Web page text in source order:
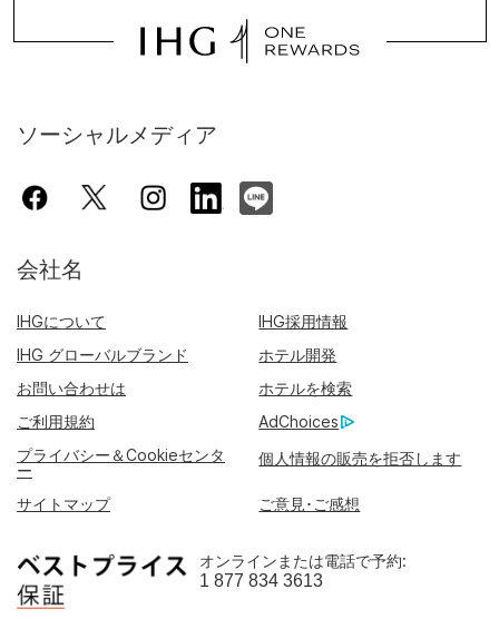
ソーシャルメディア
会社名
IHGについて
IHG採用情報
IHG グローバルブランド
ホテル開発
お問い合わせは
ホテルを検索
ご利用規約
AdChoices
プライバシー＆Cookieセンタ
ー
個人情報の販売を拒否します
サイトマップ ご意見･ご感想
オンラインまたは電話で予約:
1 877 834 3613